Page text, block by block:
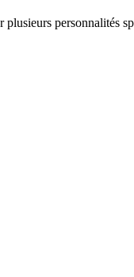
plusieurs personnalités